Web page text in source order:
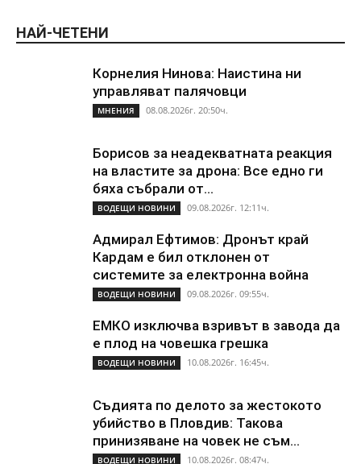
НАЙ-ЧЕТЕНИ
Корнелия Нинова: Наистина ни
управляват палячовци
МНЕНИЯ 08.08.2026г. 20:50ч.
Борисов за неадекватната реакция
на властите за дрона: Все едно ги
бяха събрали от...
ВОДЕЩИ НОВИНИ 09.08.2026г. 12:11ч.
Адмирал Ефтимов: Дронът край
Кардам е бил отклонен от
системите за електронна война
ВОДЕЩИ НОВИНИ 09.08.2026г. 09:55ч.
ЕМКО изключва взривът в завода да
е плод на човешка грешка
ВОДЕЩИ НОВИНИ 10.08.2026г. 16:45ч.
Съдията по делото за жестокото
убийство в Пловдив: Такова
принизяване на човек не съм...
ВОДЕЩИ НОВИНИ 10.08.2026г. 08:47ч.